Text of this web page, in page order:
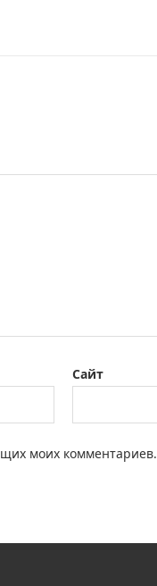
Сайт
моих комментариев.